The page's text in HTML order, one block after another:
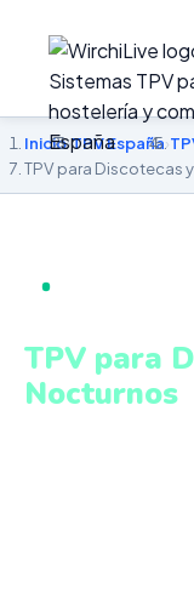
Inicio›TPV España›
TPV para Discotecas
TPV para
Nocturnos